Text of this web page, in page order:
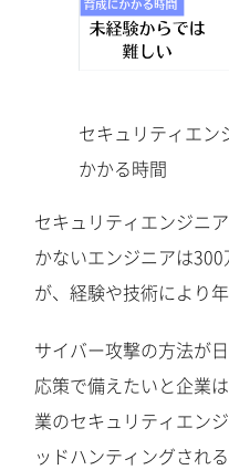
セキュリティエン
かかる時間
セキュリティエンジニ
かないエンジニアは
が、経験や技術により
サイバー攻撃の方法が
応策で備えたいと企業
業のセキュリティエン
ッドハンティングされ